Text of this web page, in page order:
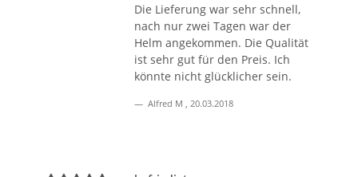
Die Lieferung war sehr schnell,
nach nur zwei Tagen war der
Helm angekommen. Die Qualität
ist sehr gut für den Preis. Ich
könnte nicht glücklicher sein.
Alfred M 20.03.2018